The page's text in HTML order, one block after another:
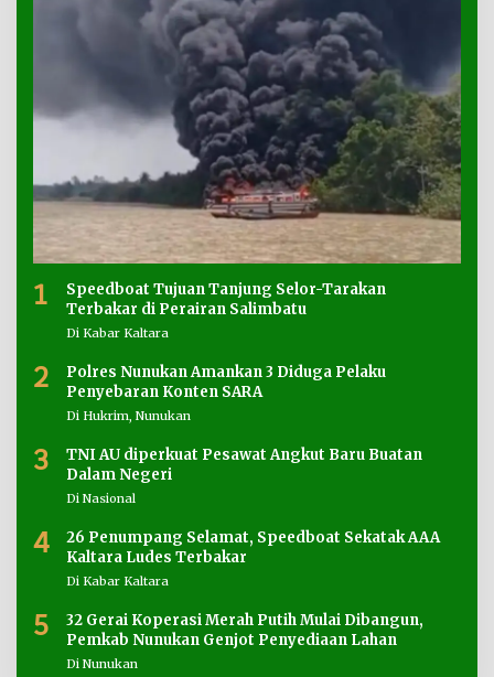
1
Speedboat Tujuan Tanjung Selor-Tarakan
Terbakar di Perairan Salimbatu
Di Kabar Kaltara
2
Polres Nunukan Amankan 3 Diduga Pelaku
Penyebaran Konten SARA
Di Hukrim, Nunukan
3
TNI AU diperkuat Pesawat Angkut Baru Buatan
Dalam Negeri
Di Nasional
4
26 Penumpang Selamat, Speedboat Sekatak AAA
Kaltara Ludes Terbakar
Di Kabar Kaltara
5
32 Gerai Koperasi Merah Putih Mulai Dibangun,
Pemkab Nunukan Genjot Penyediaan Lahan
Di Nunukan